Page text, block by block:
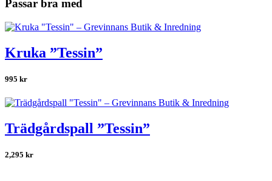
Passar bra med
Kruka ”Tessin”
995 kr
Trädgårdspall ”Tessin”
2,295 kr